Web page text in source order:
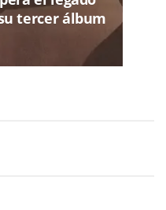
tercer álbum